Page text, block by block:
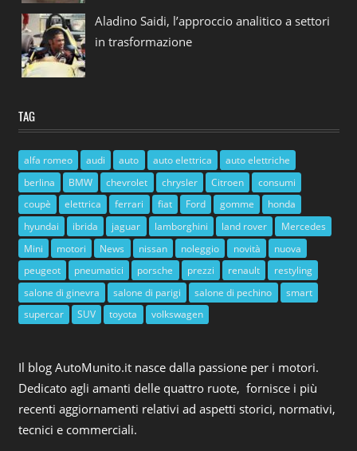
Aladino Saidi, l’approccio analitico a settori
in trasformazione
TAG
alfa romeo audi auto auto elettrica
auto elettriche
berlina
BMW chevrolet chrysler Citroen
consumi
coupè
elettrica ferrari fiat Ford gomme
honda
hyundai
ibrida jaguar lamborghini land rover
Mercedes
Mini
motori News nissan noleggio novità
nuova
peugeot
pneumatici porsche prezzi renault
restyling
salone di ginevra
salone di parigi salone di pechino
smart
supercar
SUV toyota volkswagen
Il blog AutoMunito.it nasce dalla passione per i motori.
Dedicato agli amanti delle quattro ruote, fornisce i più
recenti aggiornamenti relativi ad aspetti storici, normativi,
tecnici e commerciali.